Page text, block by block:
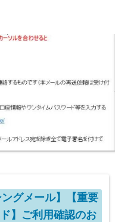
グメール】【重要
】ご利用確認のお